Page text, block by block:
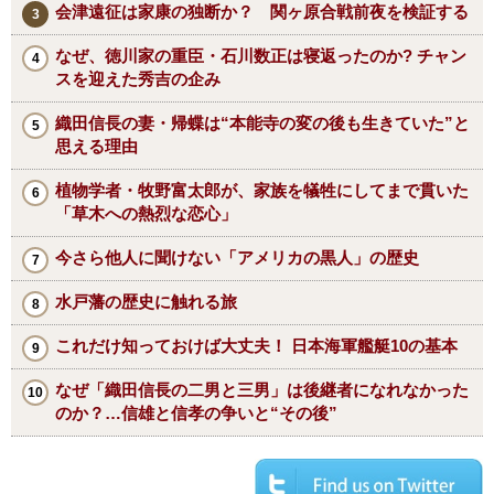
会津遠征は家康の独断か？ 関ヶ原合戦前夜を検証する
なぜ、徳川家の重臣・石川数正は寝返ったのか? チャン
スを迎えた秀吉の企み
織田信長の妻・帰蝶は“本能寺の変の後も生きていた”と
思える理由
植物学者・牧野富太郎が、家族を犠牲にしてまで貫いた
「草木への熱烈な恋心」
今さら他人に聞けない「アメリカの黒人」の歴史
水戸藩の歴史に触れる旅
これだけ知っておけば大丈夫！ 日本海軍艦艇10の基本
なぜ「織田信長の二男と三男」は後継者になれなかった
のか？…信雄と信孝の争いと“その後”